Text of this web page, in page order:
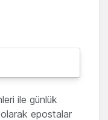
ile günlük
epostalar